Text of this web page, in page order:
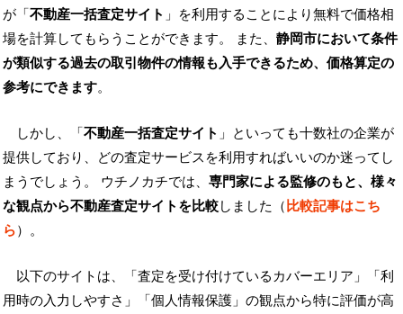
が「不動産一括査定サイト 」を利用することにより無料で価格相
場を計算してもらうことができます。 また、 静岡市において条件
が類似する過去の取引物件の情報も入手できるため、価格算定の
参考にできます。
しかし、「不動産一括査定サイト 」といっても十数社の企業が
提供しており、どの査定サービスを利用すればいいのか迷ってし
まうでしょう。 ウチノカチでは、 専門家による監修のもと、様々
な観点から不動産査定サイトを比較しました（比較記事はこち
ら）。
以下のサイトは、「査定を受け付けているカバーエリア」「利
用時の入力しやすさ」「個人情報保護」の観点から特に評価が高